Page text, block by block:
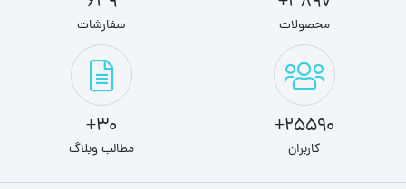
محصولات سفارشات
25590+
کاربران
30+
مطالب وبلاگ